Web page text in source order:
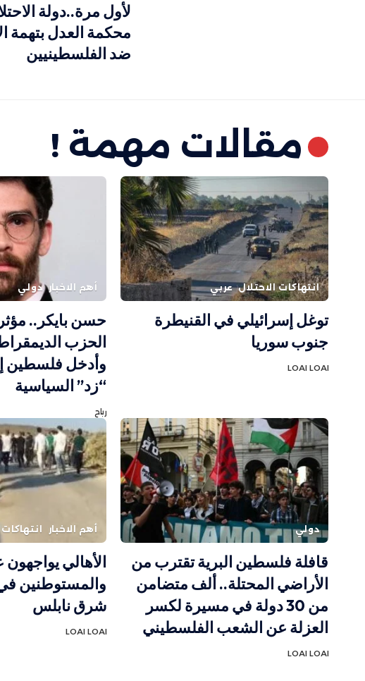
لأول مرة..دولة
محكمة العدل بتهمة
ضد الفلسطينيين
مقالات مهمة !
انتهاكات الاحتلال عربي
توغل إسرائيلي في القنيطرة
جنوب سوريا
LOAI LOAI
أهم الاخبار دولي
حسن بايكر..
الحزب
وأدخل فلسطين
“زد” السياسية
رباح
دولي
قافلة فلسطين البرية تقترب من
الأراضي المحتلة.. ألف متضامن
من 30 دولة في مسيرة لكسر
العزلة عن الشعب الفلسطيني
LOAI LOAI
أهم الاخبار
الأهالي يواجهون
والمستوطنين
شرق نابلس
LOAI LOAI